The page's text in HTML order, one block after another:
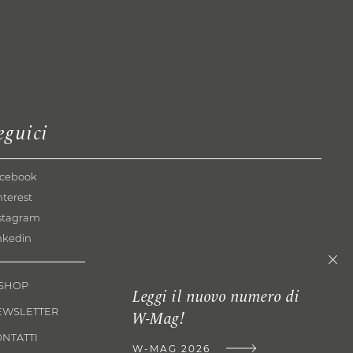
Leggi il nuovo numero di
W-Mag!
W-MAG 2026